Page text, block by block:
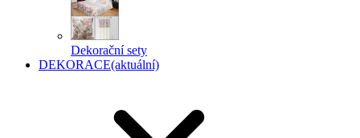
Dekorační sety
DEKORACE(aktuální)